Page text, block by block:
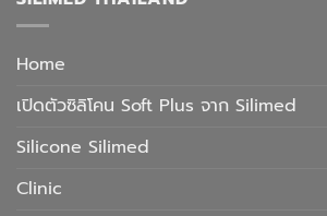
Home
เปิดตัวซิลิโคน Soft Plus จาก Silimed
Silicone Silimed
Clinic